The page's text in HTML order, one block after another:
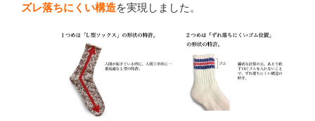
ズレ落ちにくい構造を実現しました。